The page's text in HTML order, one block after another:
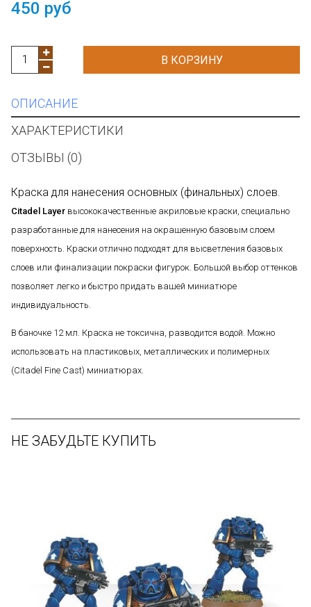
450 руб
В КОРЗИНУ
ОПИСАНИЕ
ХАРАКТЕРИСТИКИ
ОТЗЫВЫ (0)
Краска для нанесения основных (финальных) слоев.
Citadel Layer высококачественные акриловые краски, специально
разработанные для нанесения на окрашенную базовым слоем
поверхность. Краски отлично подходят для высветления базовых
слоев или финализации покраски фигурок. Большой выбор оттенков
позволяет легко и быстро придать вашей миниатюре
индивидуальность.
В баночке 12 мл. Краска не токсична, разводится водой. Можно
использовать на пластиковых, металлических и полимерных
(Citadel Fine Cast) миниатюрах.
НЕ ЗАБУДЬТЕ КУПИТЬ